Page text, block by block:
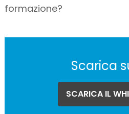
formazione?
Scarica
SCARICA IL